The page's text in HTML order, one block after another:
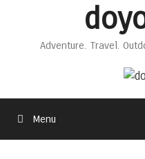
Adventure. Travel.
Menu